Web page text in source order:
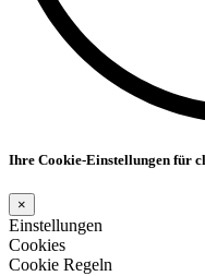
Ihre Cookie-Einstellungen für
×
Einstellungen
Cookies
Cookie Regeln